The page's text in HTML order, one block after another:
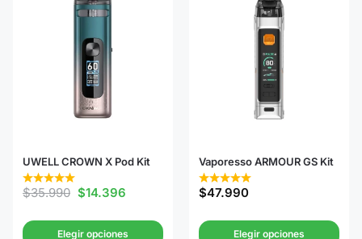
UWELL CROWN X Pod Kit
$35.990 $14.396
Elegir opciones
Vaporesso ARMOUR GS Kit
$47.990
Elegir opciones